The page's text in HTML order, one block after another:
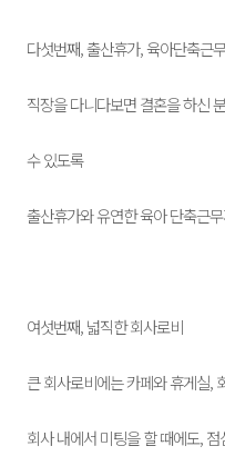
다섯번째, 출산휴가, 육아단축근무
직장을 다니다보면 결혼을 하신
수 있도록
출산휴가와 유연한 육아 단축근
여섯번째, 넓직한 회사로비
큰 회사로비에는 카페와 휴게실,
회사 내에서 미팅을 할 때에도,